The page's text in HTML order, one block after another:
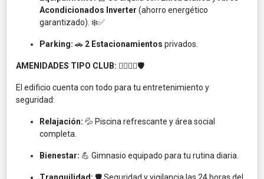
Acondicionados Inverter (ahorro energético
garantizado). ❄️✅
Parking: 🚗 2 Estacionamientos privados.
AMENIDADES TIPO CLUB: 🏊‍♂️🏋️‍♀️🛡️
El edificio cuenta con todo para tu entretenimiento y
seguridad:
Relajación: 💦 Piscina refrescante y área social
completa.
Bienestar: 💪 Gimnasio equipado para tu rutina diaria.